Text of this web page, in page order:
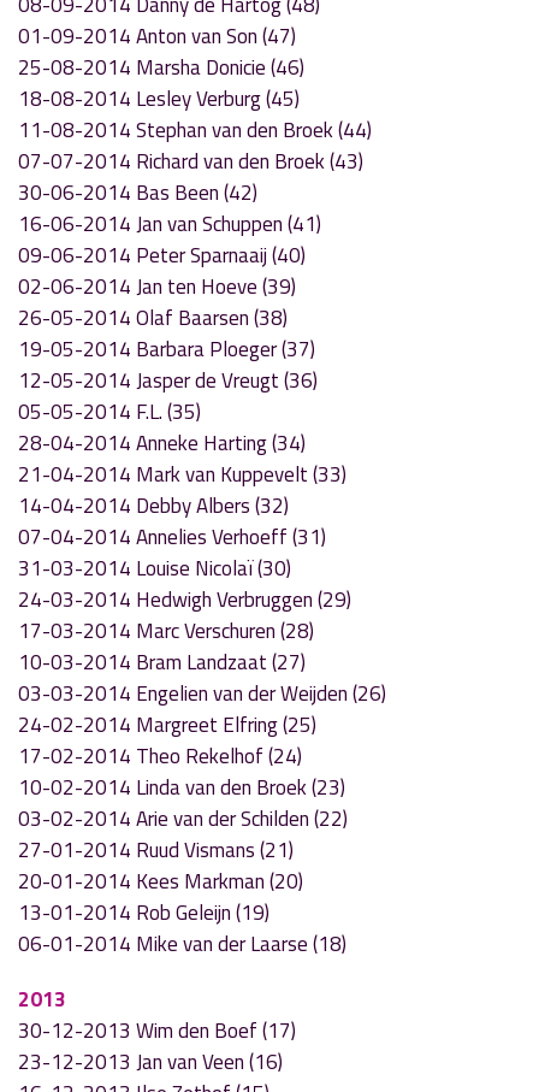
01-09-2014 Anton van Son (47)
25-08-2014 Marsha Donicie (46)
18-08-2014 Lesley Verburg (45)
11-08-2014 Stephan van den Broek (44)
07-07-2014 Richard van den Broek (43)
30-06-2014 Bas Been (42)
16-06-2014 Jan van Schuppen (41)
09-06-2014 Peter Sparnaaij (40)
02-06-2014 Jan ten Hoeve (39)
26-05-2014 Olaf Baarsen (38)
19-05-2014 Barbara Ploeger (37)
12-05-2014 Jasper de Vreugt (36)
05-05-2014 F.L. (35)
28-04-2014 Anneke Harting (34)
21-04-2014 Mark van Kuppevelt (33)
14-04-2014 Debby Albers (32)
07-04-2014 Annelies Verhoeff (31)
31-03-2014 Louise Nicolaï (30)
24-03-2014 Hedwigh Verbruggen (29)
17-03-2014 Marc Verschuren (28)
10-03-2014 Bram Landzaat (27)
03-03-2014 Engelien van der Weijden (26)
24-02-2014 Margreet Elfring (25)
17-02-2014 Theo Rekelhof (24)
10-02-2014 Linda van den Broek (23)
03-02-2014 Arie van der Schilden (22)
27-01-2014 Ruud Vismans (21)
20-01-2014 Kees Markman (20)
13-01-2014 Rob Geleijn (19)
06-01-2014 Mike van der Laarse (18)
2013
30-12-2013 Wim den Boef (17)
23-12-2013 Jan van Veen (16)